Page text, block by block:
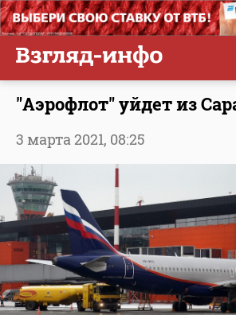
"Аэрофлот" уйдет из
3 марта 2021, 08:25